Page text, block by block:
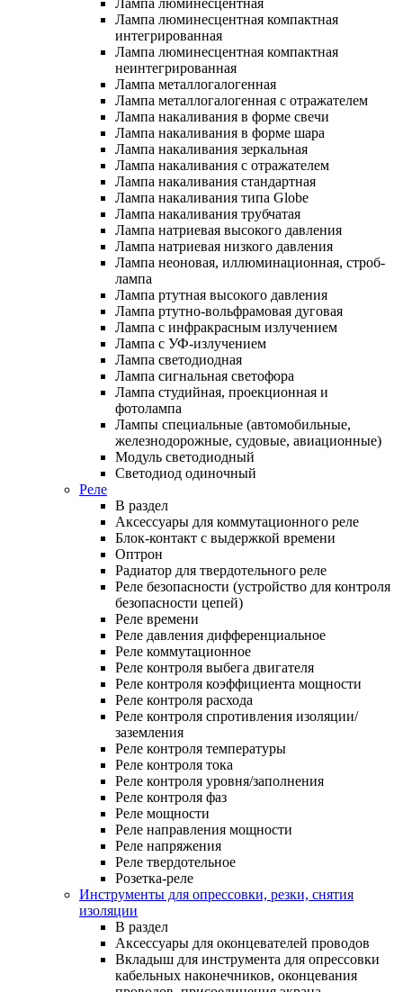
Лампа люминесцентная компактная
интегрированная
Лампа люминесцентная компактная
неинтегрированная
Лампа металлогалогенная
Лампа металлогалогенная с отражателем
Лампа накаливания в форме свечи
Лампа накаливания в форме шара
Лампа накаливания зеркальная
Лампа накаливания с отражателем
Лампа накаливания стандартная
Лампа накаливания типа Globe
Лампа накаливания трубчатая
Лампа натриевая высокого давления
Лампа натриевая низкого давления
Лампа неоновая, иллюминационная, строб-
лампа
Лампа ртутная высокого давления
Лампа ртутно-вольфрамовая дуговая
Лампа с инфракрасным излучением
Лампа с УФ-излучением
Лампа светодиодная
Лампа сигнальная светофора
Лампа студийная, проекционная и
фотолампа
Лампы специальные (автомобильные,
железнодорожные, судовые, авиационные)
Модуль светодиодный
Светодиод одиночный
Реле
В раздел
Аксессуары для коммутационного реле
Блок-контакт с выдержкой времени
Оптрон
Радиатор для твердотельного реле
Реле безопасности (устройство для контроля
безопасности цепей)
Реле времени
Реле давления дифференциальное
Реле коммутационное
Реле контроля выбега двигателя
Реле контроля коэффициента мощности
Реле контроля расхода
Реле контроля спротивления изоляции/
заземления
Реле контроля температуры
Реле контроля тока
Реле контроля уровня/заполнения
Реле контроля фаз
Реле мощности
Реле направления мощности
Реле напряжения
Реле твердотельное
Розетка-реле
Инструменты для опрессовки, резки, снятия
изоляции
В раздел
Аксессуары для оконцевателей проводов
Вкладыш для инструмента для опрессовки
кабельных наконечников, оконцевания